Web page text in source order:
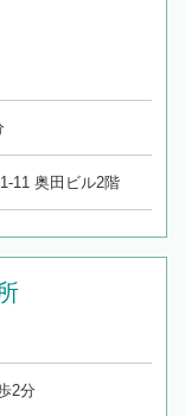
11 奥田ビル2階
2分